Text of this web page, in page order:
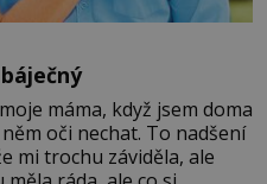
máma, když jsem doma
oči nechat. To nadšení
mi trochu záviděla, ale